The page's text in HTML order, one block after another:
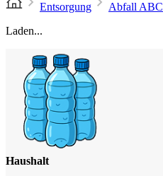
Entsorgung Abfall ABC
Laden...
Haushalt